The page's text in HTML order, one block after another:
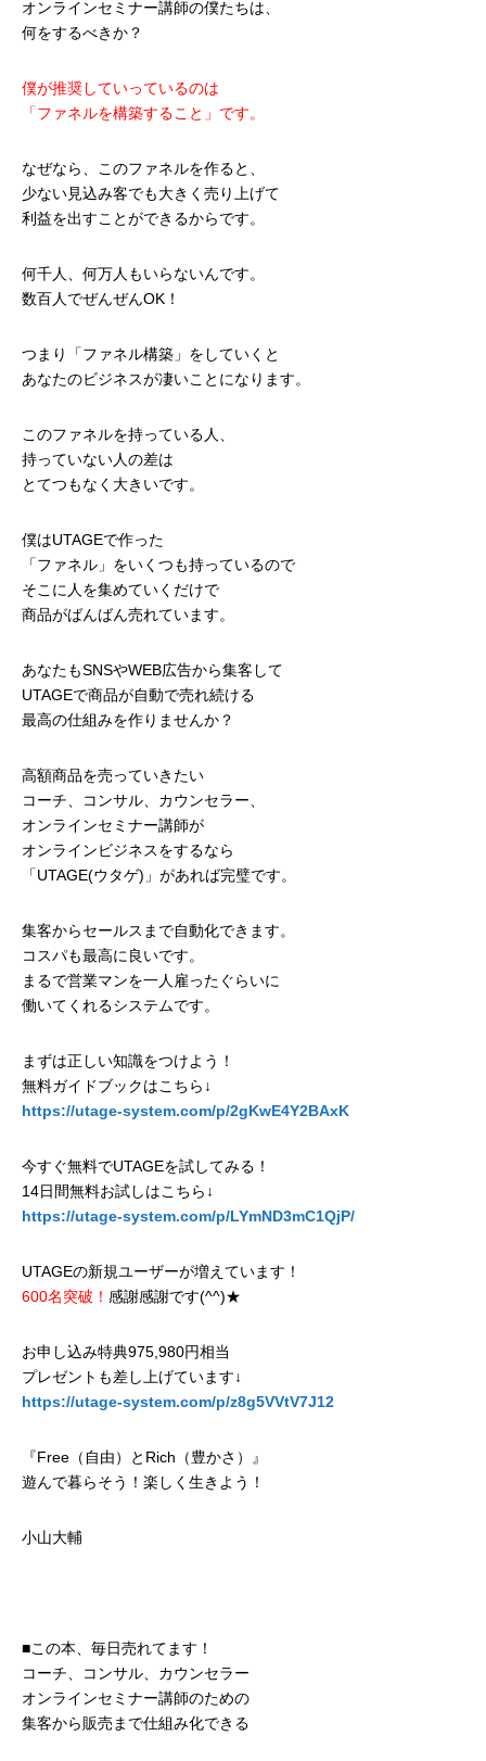
オンラインセミナー講師の僕たちは、
何をするべきか？
僕が推奨していっているのは
「ファネルを構築すること」です。
なぜなら、このファネルを作ると、
少ない見込み客でも大きく売り上げて
利益を出すことができるからです。
何千人、何万人もいらないんです。
数百人でぜんぜんOK！
つまり「ファネル構築」をしていくと
あなたのビジネスが凄いことになります。
このファネルを持っている人、
持っていない人の差は
とてつもなく大きいです。
僕はUTAGEで作った
「ファネル」をいくつも持っているので
そこに人を集めていくだけで
商品がばんばん売れています。
あなたもSNSやWEB広告から集客して
UTAGEで商品が自動で売れ続ける
最高の仕組みを作りませんか？
高額商品を売っていきたい
コーチ、コンサル、カウンセラー、
オンラインセミナー講師が
オンラインビジネスをするなら
「UTAGE(ウタゲ)」があれば完璧です。
集客からセールスまで自動化できます。
コスパも最高に良いです。
まるで営業マンを一人雇ったぐらいに
働いてくれるシステムです。
まずは正しい知識をつけよう！
無料ガイドブックはこちら↓
https://utage-system.com/p/2gKwE4Y2BAxK
今すぐ無料でUTAGEを試してみる！
14日間無料お試しはこちら↓
https://utage-system.com/p/LYmND3mC1QjP/
UTAGEの新規ユーザーが増えています！
600名突破！ 感謝感謝です(^^)★
お申し込み特典975,980円相当
プレゼントも差し上げています↓
https://utage-system.com/p/z8g5VVtV7J12
『Free（自由）とRich（豊かさ）』
遊んで暮らそう！楽しく生きよう！
小山大輔
■この本、毎日売れてます！
コーチ、コンサル、カウンセラー
オンラインセミナー講師のための
集客から販売まで仕組み化できる